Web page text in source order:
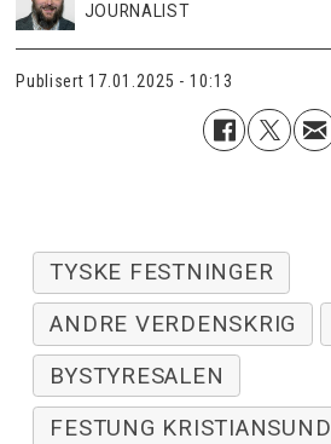
JOURNALIST
Publisert 17.01.2025 - 10:13
TYSKE FESTNINGER
ANDRE VERDENSKRIG
BYSTYRESALEN
FESTUNG KRISTIANSUND